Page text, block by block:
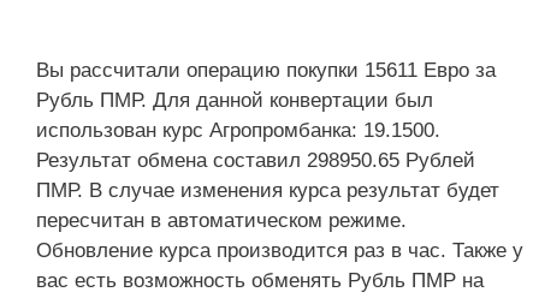
Вы рассчитали операцию покупки 15611 Евро за
Рубль ПМР. Для данной конвертации был
использован курс Агропромбанка: 19.1500.
Результат обмена составил 298950.65 Рублей
ПМР. В случае изменения курса результат будет
пересчитан в автоматическом режиме.
Обновление курса производится раз в час. Также у
вас есть возможность обменять Рубль ПМР на